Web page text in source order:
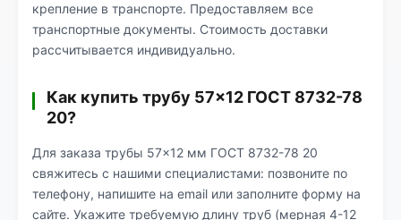
крепление в транспорте. Предоставляем все
транспортные документы. Стоимость доставки
рассчитывается индивидуально.
Как купить трубу 57×12 ГОСТ 8732-78
20?
Для заказа трубы 57×12 мм ГОСТ 8732-78 20
свяжитесь с нашими специалистами: позвоните по
телефону, напишите на email или заполните форму на
сайте. Укажите требуемую длину труб (мерная 4-12